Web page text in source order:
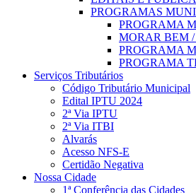
PROGRAMAS
PROGRAMA
MORAR BEM /
PROGRAMA
PROGRAMA
Serviços Tributários
Código Tributário Municipal
Edital IPTU 2024
2ª Via IPTU
2ª Via ITBI
Alvarás
Acesso NFS-E
Certidão Negativa
Nossa Cidade
1ª Conferência das Cidades